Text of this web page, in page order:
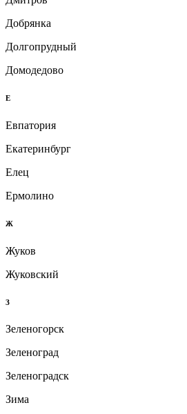
Добрянка
Долгопрудный
Домодедово
Е
Евпатория
Екатеринбург
Елец
Ермолино
Ж
Жуков
Жуковский
З
Зеленогорск
Зеленоград
Зеленоградск
Зима